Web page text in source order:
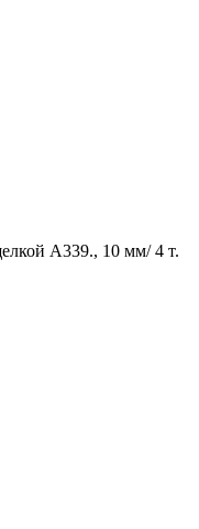
А339., 10 мм/ 4 т.